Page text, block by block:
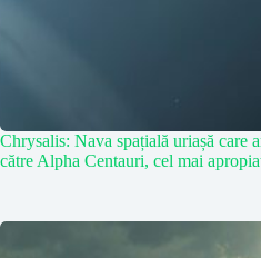
Chrysalis: Nava spațială uriașă care
către Alpha Centauri, cel mai